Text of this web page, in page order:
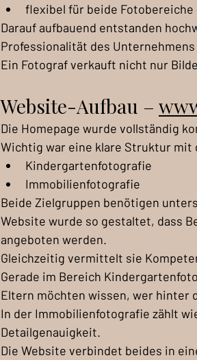
flexibel für beide
Darauf aufbauend entstanden
Professionalität des
Ein Fotograf verkauft nicht nur
Website-Aufbau –
Die Homepage wurde vollständig
Wichtig war eine klare Struktur
Kindergartenfotografie
Immobilienfotografie
Beide Zielgruppen benötigen
Website wurde so gestaltet, dass
angeboten werden.
Gleichzeitig vermittelt sie
Gerade im Bereich
Eltern möchten wissen, wer hinter
In der Immobilienfotografie zählt
Detailgenauigkeit.
Die Website verbindet beides in